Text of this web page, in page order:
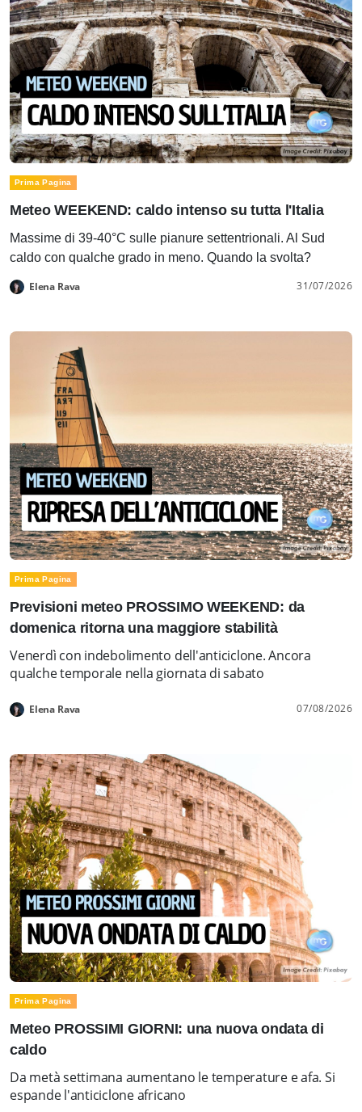
Prima Pagina
Meteo WEEKEND: caldo intenso su tutta l'Italia
Massime di 39-40°C sulle pianure settentrionali. Al Sud
caldo con qualche grado in meno. Quando la svolta?
Elena Rava 31/07/2026
Prima Pagina
Previsioni meteo PROSSIMO WEEKEND: da
domenica ritorna una maggiore stabilità
Venerdì con indebolimento dell'anticiclone. Ancora
qualche temporale nella giornata di sabato
Elena Rava 07/08/2026
Prima Pagina
Meteo PROSSIMI GIORNI: una nuova ondata di
caldo
Da metà settimana aumentano le temperature e afa. Si
espande l'anticiclone africano